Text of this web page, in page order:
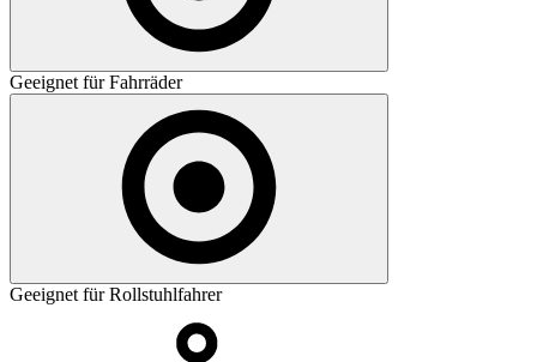
Geeignet für Fahrräder
Geeignet für Rollstuhlfahrer